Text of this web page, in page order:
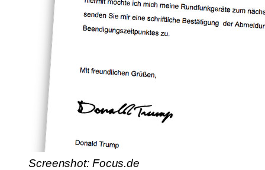
Screenshot: Focus.de